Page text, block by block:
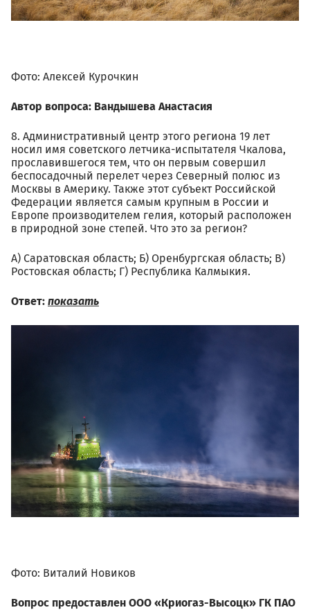
Фото: Алексей Курочкин
Автор вопроса: Вандышева Анастасия
8. Административный центр этого региона 19 лет
носил имя советского летчика-испытателя Чкалова,
прославившегося тем, что он первым совершил
беспосадочный перелет через Северный полюс из
Москвы в Америку. Также этот субъект Российской
Федерации является самым крупным в России и
Европе производителем гелия, который расположен
в природной зоне степей. Что это за регион?
А) Саратовская область; Б) Оренбургская область; В)
Ростовская область; Г) Республика Калмыкия.
Ответ: показать
Фото: Виталий Новиков
Вопрос предоставлен ООО «Криогаз-Высоцк» ГК ПАО